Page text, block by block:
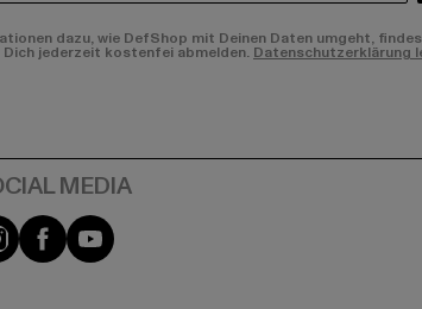
dazu, wie DefShop mit Deinen Daten umgeht,
Dich jederzeit kostenfei abmelden. Datenschutzerklärung
Instagram
FacebookYouTube